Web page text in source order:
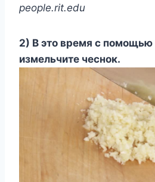
people.rit.edu
2) В это время с
измельчите чеснок.